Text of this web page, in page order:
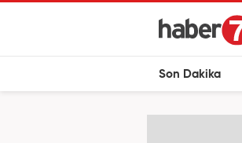
Son Dakika